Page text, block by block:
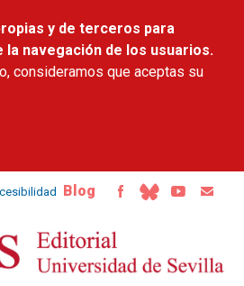
y de terceros para
la navegación de los usuarios.
consideramos que aceptas su
Blog